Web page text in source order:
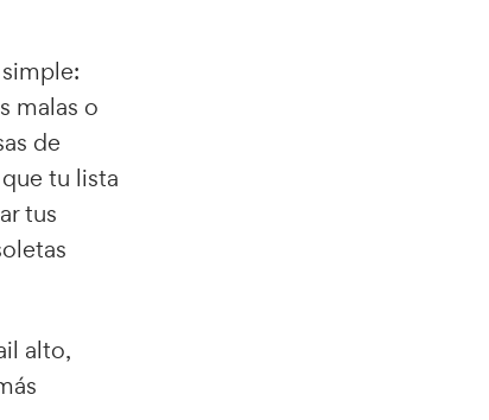
malas o
de
tu lista
tus
alto,